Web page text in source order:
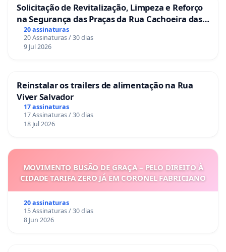
Solicitação de Revitalização, Limpeza e Reforço
na Segurança das Praças da Rua Cachoeira das
Sete Ilhas
20 assinaturas
20 Assinaturas / 30 dias
9 Jul 2026
Reinstalar os trailers de alimentação na Rua
Viver Salvador
17 assinaturas
17 Assinaturas / 30 dias
18 Jul 2026
MOVIMENTO BUSÃO DE GRAÇA – PELO DIREITO À
CIDADE TARIFA ZERO JÁ EM CORONEL FABRICIANO
20 assinaturas
15 Assinaturas / 30 dias
8 Jun 2026